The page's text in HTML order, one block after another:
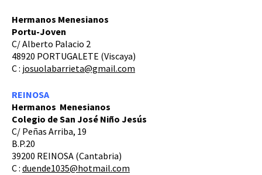
Hermanos Menesianos
Portu-Joven
C/ Alberto Palacio 2
48920 PORTUGALETE (Viscaya)
C : josuolabarrieta@gmail.com
REINOSA
Hermanos Menesianos
Colegio de San José Niño Jesús
C/ Peñas Arriba, 19
B.P.20
39200 REINOSA (Cantabria)
C : duende1035@hotmail.com